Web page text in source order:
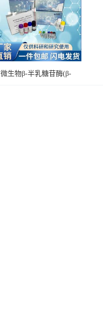
微生物β-半乳糖苷酶(β-